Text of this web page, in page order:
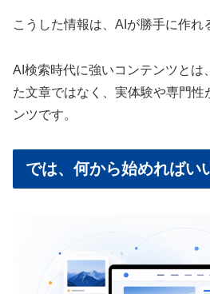
こうした情報は、AIが勝手に作れ
AI検索時代に強いコンテンツとは
た文章ではなく、実体験や専門性
ンツです。
では、何から始めればい